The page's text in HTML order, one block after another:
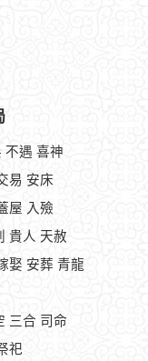
不遇 喜神
易 安床
屋 入殮
貴人 天赦
娶 安葬 青龍
三合 司命
祀